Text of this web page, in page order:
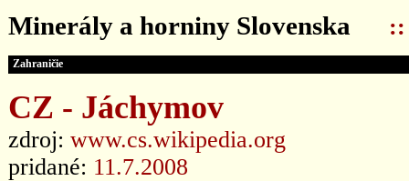
Minerály a horniny Slovenska ::
Zahraničie
CZ - Jáchymov
zdroj: www.cs.wikipedia.org
pridané: 11.7.2008